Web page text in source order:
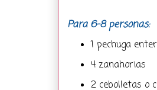
Para 6-8 personas:
1 pechuga
4 zanahorias
2 cebolletas o